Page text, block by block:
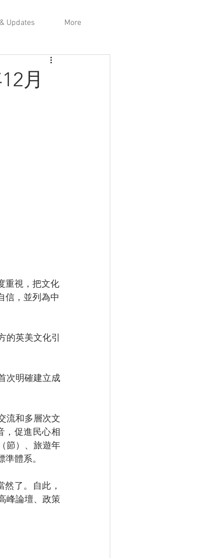
Updates More
月
重視，把文化
信，並列為中
英美文化引
次明確建立成
流和多層次文
，促進民心相
節）、旅遊年
體系。
了。自此，
峰論壇、政策